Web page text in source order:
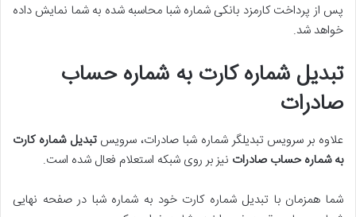
پس از پرداخت کارمزد بانکی شماره شبا محاسبه شده به شما نمایش داده
خواهد شد.
تبدیل شماره کارت به شماره حساب
صادرات
علاوه بر سرویس تبدیلگر شماره شبا صادرات، سرویستبدیل شماره کارت
به شماره حساب صادرات نیز بر روی شبکه استعلام فعال شده است.
شما همزمان با تبدیل شماره کارت خود به شماره شبا در صفحه نهایی